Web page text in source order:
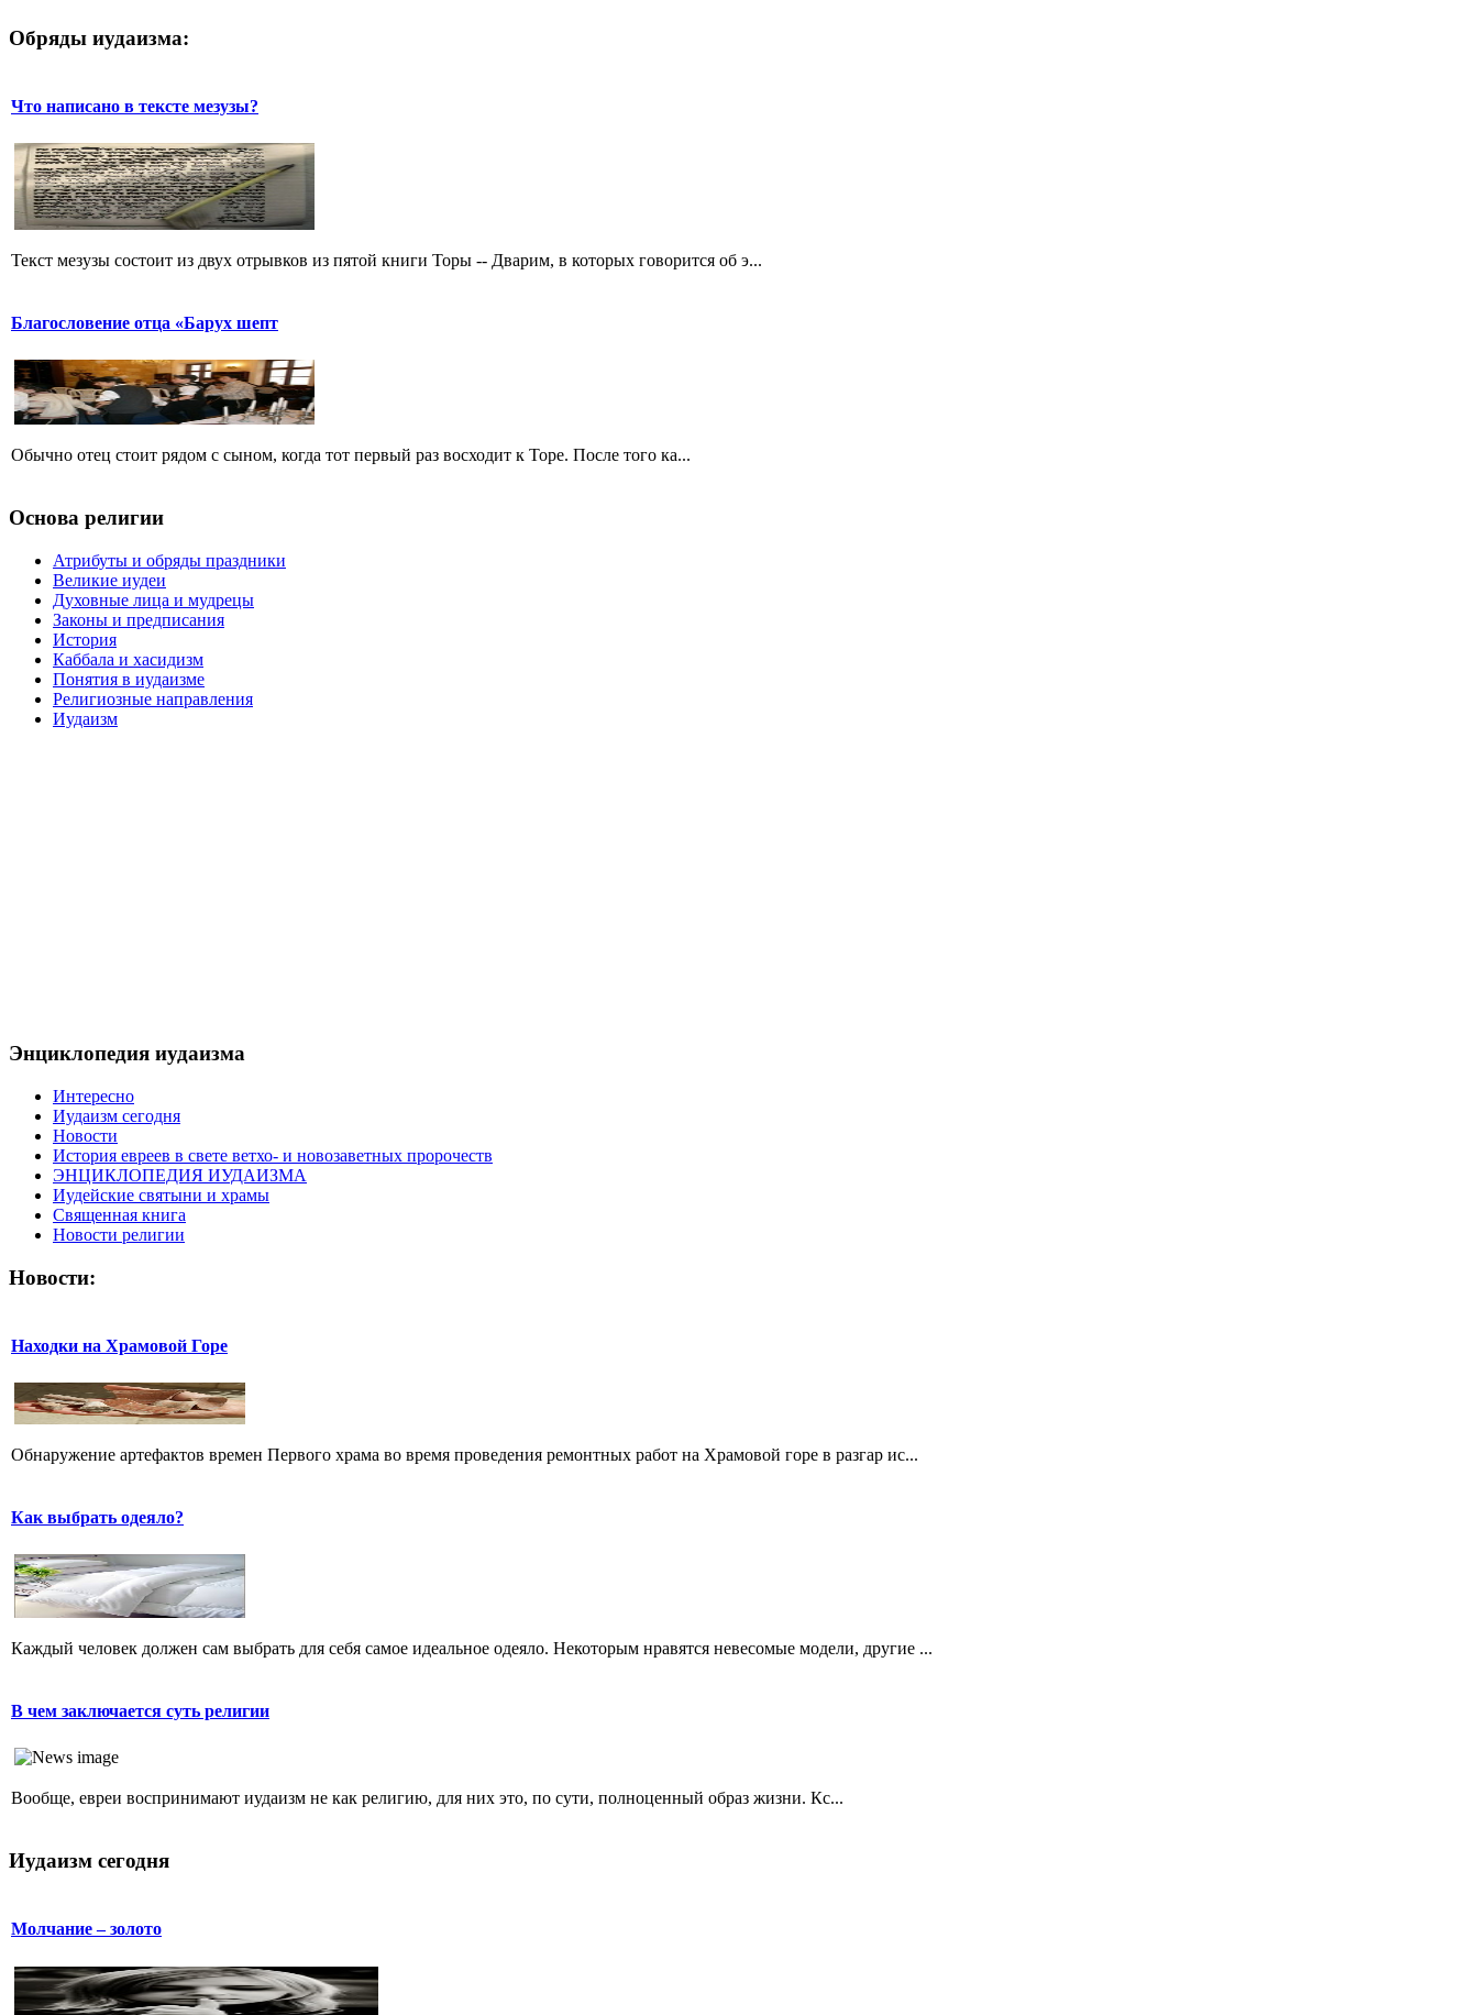
Обряды иудаизма:
Что написано в тексте мезузы?
Текст мезузы состоит из двух отрывков из пятой книги Торы -- Дварим, в которых говорится об э...
Благословение отца «Барух шепт
Обычно отец стоит рядом с сыном, когда тот первый раз восходит к Торе. После того ка...
Основа религии
Атрибуты и обряды праздники
Великие иудеи
Духовные лица и мудрецы
Законы и предписания
История
Каббала и хасидизм
Понятия в иудаизме
Религиозные направления
Иудаизм
Энциклопедия иудаизма
Интересно
Иудаизм сегодня
Новости
История евреев в свете ветхо- и новозаветных пророчеств
ЭНЦИКЛОПЕДИЯ ИУДАИЗМА
Иудейские святыни и храмы
Священная книга
Новости религии
Новости:
Находки на Храмовой Горе
Обнаружение артефактов времен Первого храма во время проведения ремонтных работ на Храмовой горе в разгар ис...
Как выбрать одеяло?
Каждый человек должен сам выбрать для себя самое идеальное одеяло. Некоторым нравятся невесомые модели, другие ...
В чем заключается суть религии
Вообще, евреи воспринимают иудаизм не как религию, для них это, по сути, полноценный образ жизни. Кс...
Иудаизм сегодня
Молчание – золото